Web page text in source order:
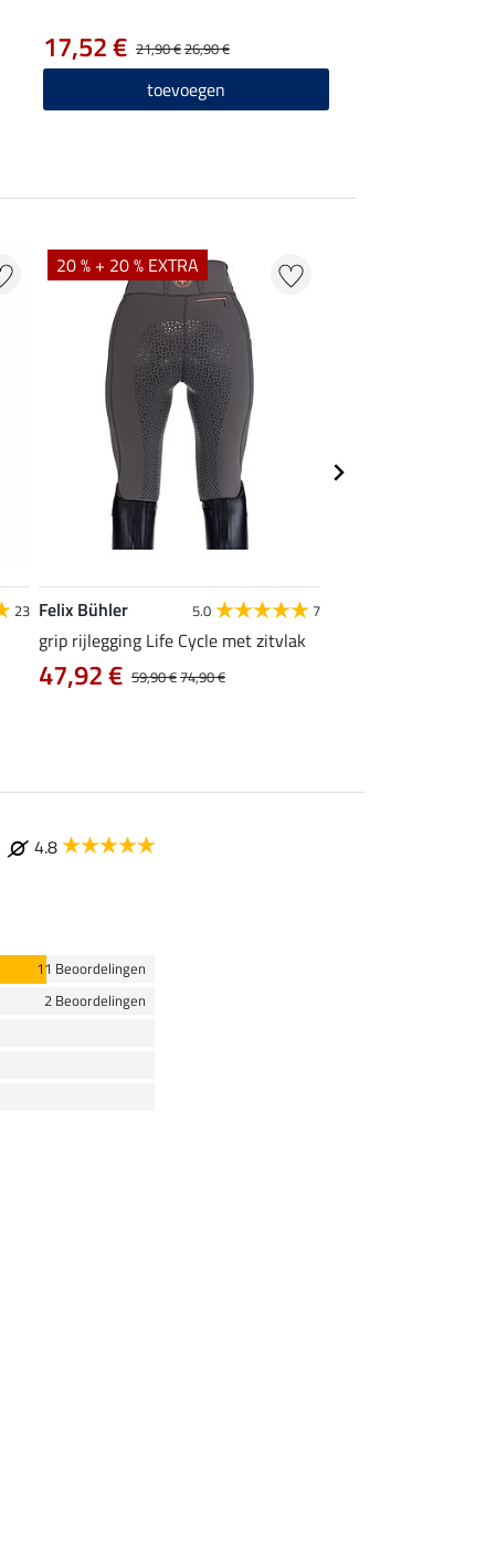
21,90 €26,90 €
17,52 €
toevoegen
23
20 % + 20 % EXTRA
Felix Bühler 5.0 7
grip rijlegging Life Cycle met zitvlak
59,90 €74,90 €
47,92 €
4.8
11 Beoordelingen
2 Beoordelingen